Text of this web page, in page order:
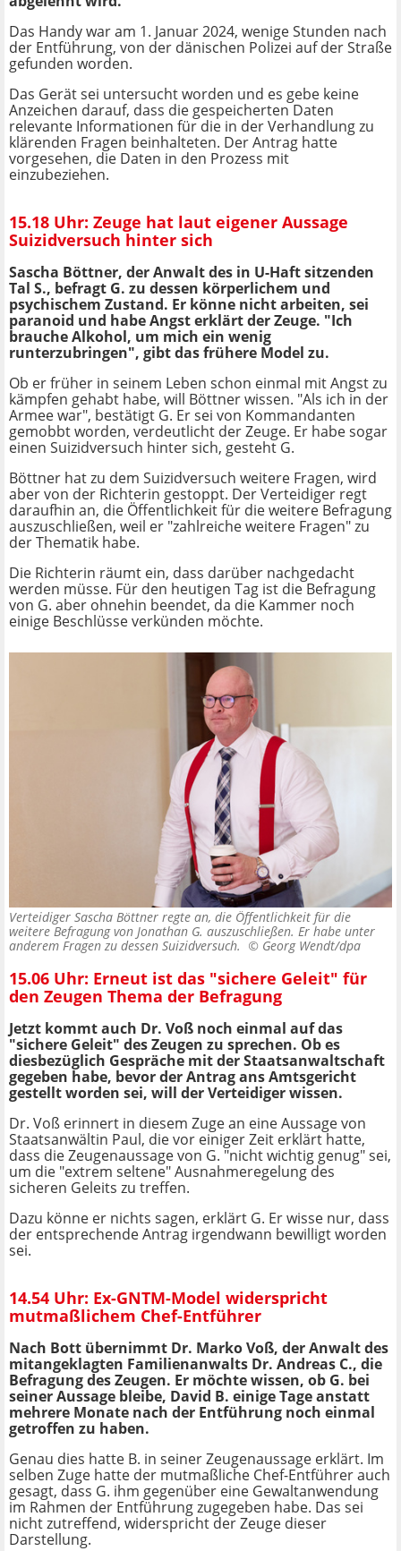
Das Handy war am 1. Januar 2024, wenige Stunden nach
der Entführung, von der dänischen Polizei auf der Straße
gefunden worden.
Das Gerät sei untersucht worden und es gebe keine
Anzeichen darauf, dass die gespeicherten Daten
relevante Informationen für die in der Verhandlung zu
klärenden Fragen beinhalteten. Der Antrag hatte
vorgesehen, die Daten in den Prozess mit
einzubeziehen.
15.18 Uhr: Zeuge hat laut eigener Aussage
Suizidversuch hinter sich
Sascha Böttner, der Anwalt des in U-Haft sitzenden
Tal S., befragt G. zu dessen körperlichem und
psychischem Zustand. Er könne nicht arbeiten, sei
paranoid und habe Angst erklärt der Zeuge. "Ich
brauche Alkohol, um mich ein wenig
runterzubringen", gibt das frühere Model zu.
Ob er früher in seinem Leben schon einmal mit Angst zu
kämpfen gehabt habe, will Böttner wissen. "Als ich in der
Armee war", bestätigt G. Er sei von Kommandanten
gemobbt worden, verdeutlicht der Zeuge. Er habe sogar
einen Suizidversuch hinter sich, gesteht G.
Böttner hat zu dem Suizidversuch weitere Fragen, wird
aber von der Richterin gestoppt. Der Verteidiger regt
daraufhin an, die Öffentlichkeit für die weitere Befragung
auszuschließen, weil er "zahlreiche weitere Fragen" zu
der Thematik habe.
Die Richterin räumt ein, dass darüber nachgedacht
werden müsse. Für den heutigen Tag ist die Befragung
von G. aber ohnehin beendet, da die Kammer noch
einige Beschlüsse verkünden möchte.
Verteidiger Sascha Böttner regte an, die Öffentlichkeit für die
weitere Befragung von Jonathan G. auszuschließen. Er habe unter
anderem Fragen zu dessen Suizidversuch. © Georg Wendt/dpa
15.06 Uhr: Erneut ist das "sichere Geleit" für
den Zeugen Thema der Befragung
Jetzt kommt auch Dr. Voß noch einmal auf das
"sichere Geleit" des Zeugen zu sprechen. Ob es
diesbezüglich Gespräche mit der Staatsanwaltschaft
gegeben habe, bevor der Antrag ans Amtsgericht
gestellt worden sei, will der Verteidiger wissen.
Dr. Voß erinnert in diesem Zuge an eine Aussage von
Staatsanwältin Paul, die vor einiger Zeit erklärt hatte,
dass die Zeugenaussage von G. "nicht wichtig genug" sei,
um die "extrem seltene" Ausnahmeregelung des
sicheren Geleits zu treffen.
Dazu könne er nichts sagen, erklärt G. Er wisse nur, dass
der entsprechende Antrag irgendwann bewilligt worden
sei.
14.54 Uhr: Ex-GNTM-Model widerspricht
mutmaßlichem Chef-Entführer
Nach Bott übernimmt Dr. Marko Voß, der Anwalt des
mitangeklagten Familienanwalts Dr. Andreas C., die
Befragung des Zeugen. Er möchte wissen, ob G. bei
seiner Aussage bleibe, David B. einige Tage anstatt
mehrere Monate nach der Entführung noch einmal
getroffen zu haben.
Genau dies hatte B. in seiner Zeugenaussage erklärt. Im
selben Zuge hatte der mutmaßliche Chef-Entführer auch
gesagt, dass G. ihm gegenüber eine Gewaltanwendung
im Rahmen der Entführung zugegeben habe. Das sei
nicht zutreffend, widerspricht der Zeuge dieser
Darstellung.